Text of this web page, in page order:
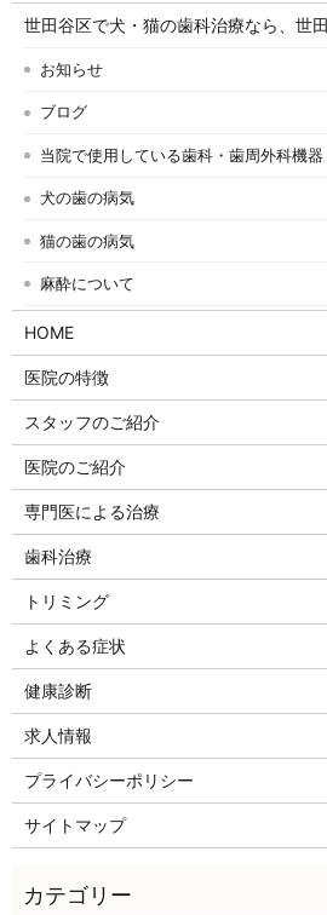
世田谷区で犬・猫の歯科治療なら、世
お知らせ
ブログ
当院で使用している歯科・歯周外科機器
犬の歯の病気
猫の歯の病気
麻酔について
HOME
医院の特徴
スタッフのご紹介
医院のご紹介
専門医による治療
歯科治療
トリミング
よくある症状
健康診断
求人情報
プライバシーポリシー
サイトマップ